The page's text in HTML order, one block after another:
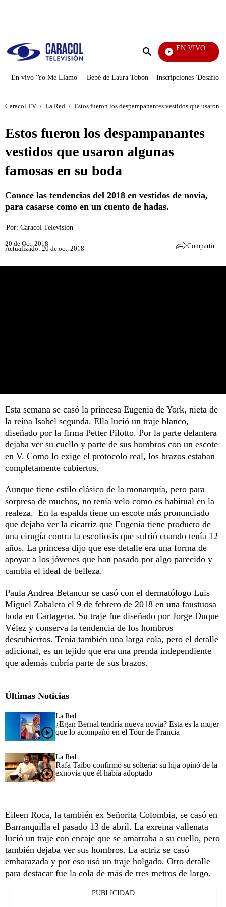
Enviar
EN VIVO
Noticias Caracol
En vivo 'Yo Me Llamo' Bebé de Laura Tobón Inscripciones 'Desafío'
Caracol TV / La Red / Estos fueron los despampanantes vestidos que usaron
Estos fueron los despampanantes
vestidos que usaron algunas
famosas en su boda
Conoce las tendencias del 2018 en vestidos de novia,
para casarse como en un cuento de hadas.
Por: Caracol Televisión
20 de Oct, 2018
Actualizado: 20 de oct, 2018 Compartir
Esta semana se casó la princesa Eugenia de York, nieta de
la reina Isabel segunda. Ella lució un traje blanco,
diseñado por la firma Petter Pilotto. Por la parte delantera
dejaba ver su cuello y parte de sus hombros con un escote
en V. Como lo exige el protocolo real, los brazos estaban
completamente cubiertos.
Aunque tiene estilo clásico de la monarquía, pero para
sorpresa de muchos, no tenía velo como es habitual en la
realeza. En la espalda tiene un escote más pronunciado
que dejaba ver la cicatriz que Eugenia tiene producto de
una cirugía contra la escoliosis que sufrió cuando tenía 12
años. La princesa dijo que ese detalle era una forma de
apoyar a los jóvenes que han pasado por algo parecido y
cambia el ideal de belleza.
Paula Andrea Betancur se casó con el dermatólogo Luis
Miguel Zabaleta el 9 de febrero de 2018 en una faustuosa
boda en Cartagena. Su traje fue diseñado por Jorge Duque
Vélez y conserva la tendencia de los hombros
descubiertos. Tenía también una larga cola, pero el detalle
adicional, es un tejido que era una prenda independiente
que además cubría parte de sus brazos.
Últimas Noticias
La Red
¿Egan Bernal tendría nueva novia? Esta es la mujer
que lo acompañó en el Tour de Francia
La Red
Rafa Taibo confirmó su soltería: su hija opinó de la
exnovia que él había adoptado
Eileen Roca, la también ex Señorita Colombia, se casó en
Barranquilla el pasado 13 de abril. La exreina vallenata
lució un traje con encaje que se amarraba a su cuello, pero
también dejaba ver sus hombros. La actriz se casó
embarazada y por eso usó un traje holgado. Otro detalle
para destacar fue la cola de más de tres metros de largo.
PUBLICIDAD